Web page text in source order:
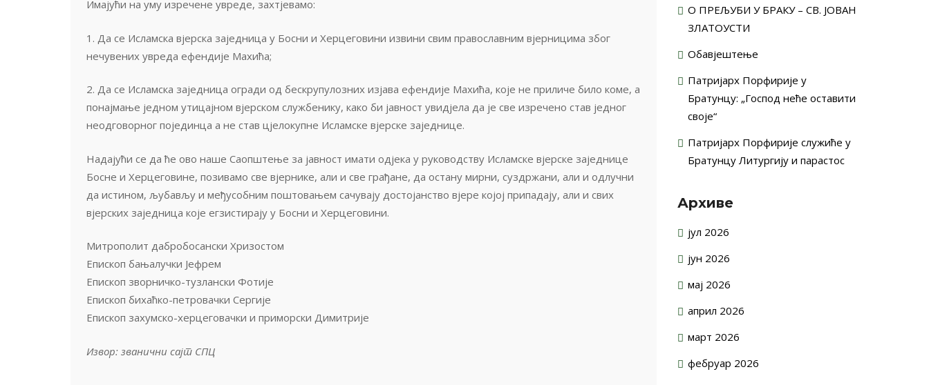
Имајући на уму изречене увреде, захтјевамо:
1. Да се Исламска вјерска заједница у Босни и Херцеговини извини свим православним вјерницима због
нечувених увреда ефендије Махића;
2. Да се Исламска заједница огради од бескрупулозних изјава ефендије Махића, које не приличе било коме, а
понајмање једном утицајном вјерском службенику, како би јавност увидјела да је све изречено став једног
неодговорног појединца а не став цјелокупне Исламске вјерске заједнице.
Надајући се да ће ово наше Саопштење за јавност имати одјека у руководству Исламске вјерске заједнице
Босне и Херцеговине, позивамо све вјернике, али и све грађане, да остану мирни, суздржани, али и одлучни
да истином, љубављу и међусобним поштовањем сачувају достојанство вјере којој припадају, али и свих
вјерских заједница које егзистирају у Босни и Херцеговини.
Митрополит дабробосански Хризостом
Епископ бањалучки Јефрем
Епископ зворничко-тузлански Фотије
Епископ бихаћко-петровачки Сергије
Епископ захумско-херцеговачки и приморски Димитрије
Извор: званични сајт СПЦ
О ПРЕЉУБИ У БРАКУ – СВ. ЈОВАН
ЗЛАТОУСТИ
Обавјештење
Патријарх Порфирије у
Братунцу: „Господ неће оставити
своје“
Патријарх Порфирије служиће у
Братунцу Литургију и парастос
Архиве
јул 2026
јун 2026
мај 2026
април 2026
март 2026
фебруар 2026